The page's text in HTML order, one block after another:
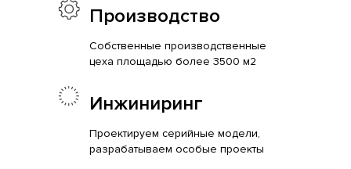
Производство
Собственные производственные
цеха площадью более 3500 м2
Инжиниринг
Проектируем серийные модели,
разрабатываем особые проекты